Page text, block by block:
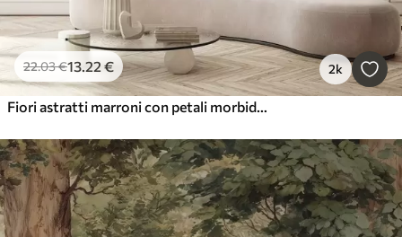
22.03€13.22€ 2k
Fiori astratti marroni con petali morbidi e traslucidi e dettagli delicati, su sfondo bianco